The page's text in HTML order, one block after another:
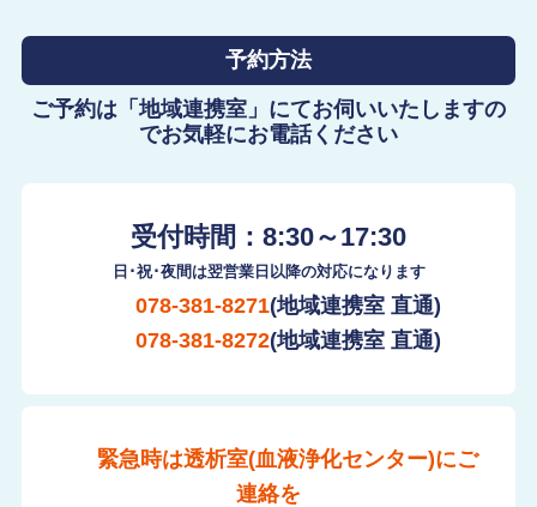
予約方法
ご予約は「地域連携室」にてお伺いいたしますの
でお気軽にお電話ください
受付時間：8:30～17:30
日･祝･夜間は翌営業日以降の対応になります
078-381-8271(地域連携室 直通)
078-381-8272(地域連携室 直通)
緊急時は透析室(血液浄化センター)にご
連絡を